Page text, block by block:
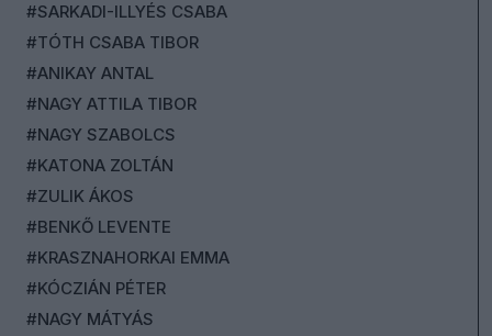
#SARKADI-ILLYÉS CSABA
#TÓTH CSABA TIBOR
#ANIKAY ANTAL
#NAGY ATTILA TIBOR
#NAGY SZABOLCS
#KATONA ZOLTÁN
#ZULIK ÁKOS
#BENKŐ LEVENTE
#KRASZNAHORKAI EMMA
#KÓCZIÁN PÉTER
#NAGY MÁTYÁS